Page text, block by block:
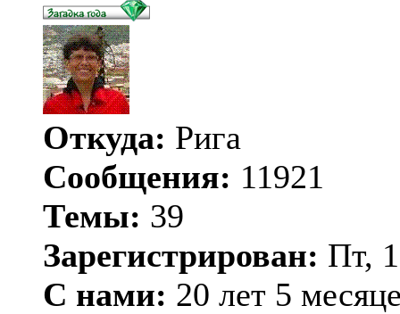
Откуда: Рига
Сообщения: 11921
Темы: 39
Зарегистрирован: Пт,
С нами: 20 лет 5